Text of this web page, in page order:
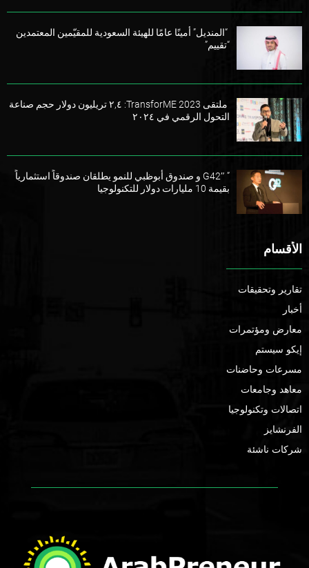
“المنديل” أمينًا عامًا للهيئة السعودية للمقيّمين المعتمدين
“تقييم”
ملتقى TransforME 2023: ٢,٤ تريليون دولار حجم صناعة
التحول الرقمي في ٢٠٢٤
” G42″ و صندوق أبوظبي للنمو يطلقان صندوقاً استثمارياً
بقيمة 10 مليارات دولار للتكنولوجيا
الأقسام
تقارير وتحقيقات
أخبار
معارض ومؤتمرات
إيكو سيستم
مسرعات وحاضنات
معاهد وجامعات
اتصالات وتكنولوجيا
الفرنشايز
شركات ناشئة